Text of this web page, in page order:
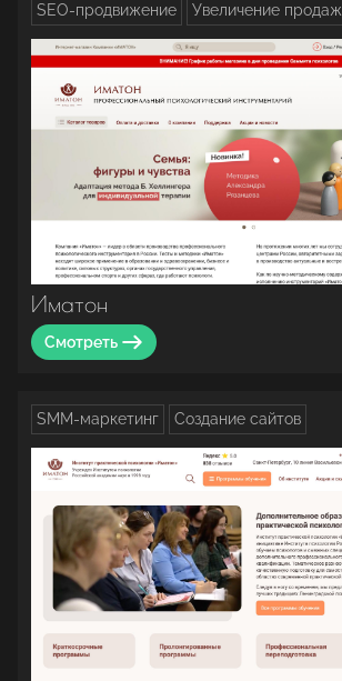
SEO-продвижение Увеличение продаж
Иматон
Смотреть
SMM-маркетинг Создание сайтов